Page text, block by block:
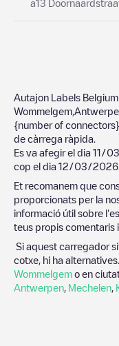
a13
Autajon Labels Belgium
Wommelgem
{number of connectors}
de càrrega ràpida.
Es va afegir el dia 11/
cop el dia 12/03/2026
Et recomanem que
proporcionats per la
informació útil sobre
teus propis comentaris
Si aquest carregador
cotxe, hi ha
Wommelgem o en
Antwerpen Mechelen